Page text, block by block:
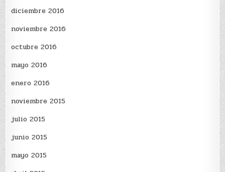
diciembre 2016
noviembre 2016
octubre 2016
mayo 2016
enero 2016
noviembre 2015
julio 2015
junio 2015
mayo 2015